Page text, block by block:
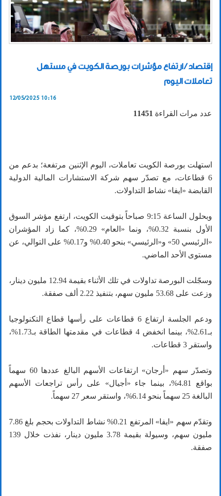
إقتصاد / ارتفاع مؤشرات بورصة الكويت في مستهل
تعاملات اليوم
12/05/2025 10:16
عدد مرات القراءة 11451
استهلت بورصة الكويت تعاملات، اليوم الإثنين مرتفعة؛ بدعم من
6 قطاعات، مع تصدّر سهم شركة الاستشارات المالية الدولية
القابضة «ايفا» نشاط التداولات.
وبحلول الساعة 9:15 صباحاً بتوقيت الكويت، ارتفع مؤشر السوق
الأول بنسبة 0.32%، ونما «العام» 0.29%، كما زاد المؤشران
«الرئيسي 50» و«الرئيسي» بنحو 0.40% و0.17% على التوالي، عن
مستوى الأحد الماضي.
وسجّلت البورصة تداولات في تلك الأثناء بقيمة 12.94 مليون دينار،
وزعت على 53.68 مليون سهم، بتنفيذ 2.22 ألف صفقة.
ودعم الجلسة ارتفاع 6 قطاعات على رأسها قطاع التكنولوجيا
بـ2.61%، بينما انخفض 4 قطاعات في مقدمتها الطاقة بـ1.73%،
واستقر 3 قطاعات.
وتصدّر سهم «أرجان» ارتفاعات الأسهم البالغ عددها 60 سهماً
بواقع 4.81%، بينما جاء «أجيال» على رأس تراجعات الأسهم
البالغة 25 سهماً بنحو 6.14%، واستقر سعر 27 سهماً.
وتقدّم سهم «ايفا» المرتفع 0.21% نشاط التداولات بحجم بلغ 7.86
مليون سهم، وسيولة بقيمة 3.78 مليون دينار، نفذت خلال 139
صفقة.